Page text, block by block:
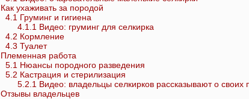
Как ухаживать за породой
4.1 Груминг и гигиена
4.1.1 Видео: груминг для селкирка
4.2 Кормление
4.3 Туалет
Племенная работа
5.1 Нюансы породного разведения
5.2 Кастрация и стерилизация
5.2.1 Видео: владельцы селкирков рассказывают о своих
Отзывы владельцев